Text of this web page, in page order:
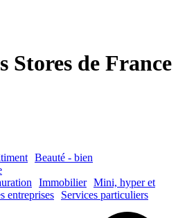
Stores de France
Beauté - bien
Immobilier Mini, hyper et
entreprises Services particuliers